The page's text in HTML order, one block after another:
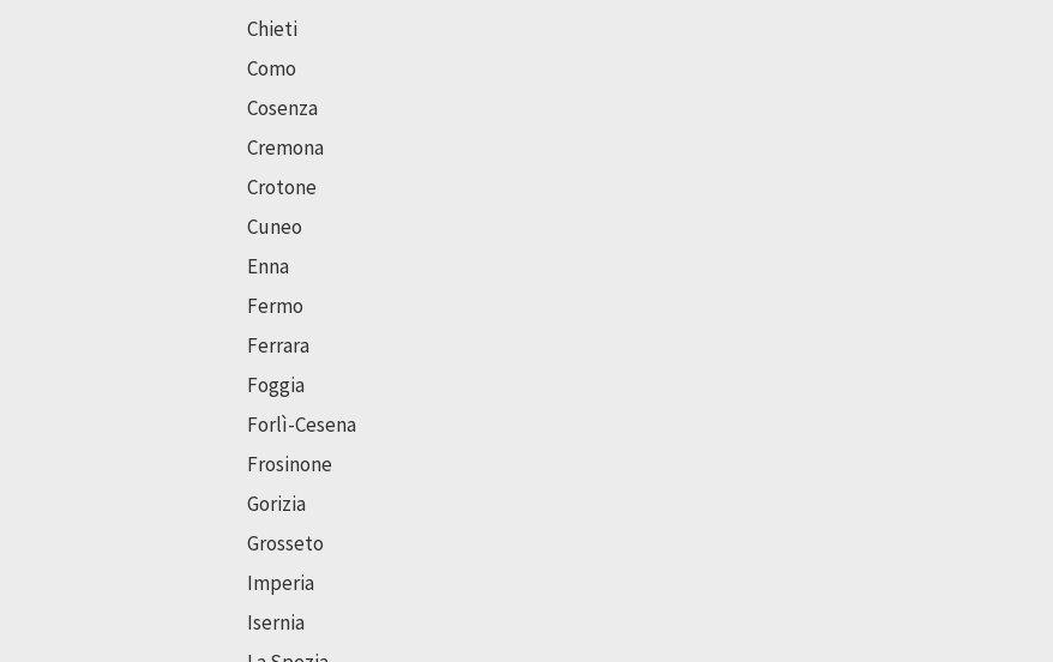
Chieti
Como
Cosenza
Cremona
Crotone
Cuneo
Enna
Fermo
Ferrara
Foggia
Forlì-Cesena
Frosinone
Gorizia
Grosseto
Imperia
Isernia